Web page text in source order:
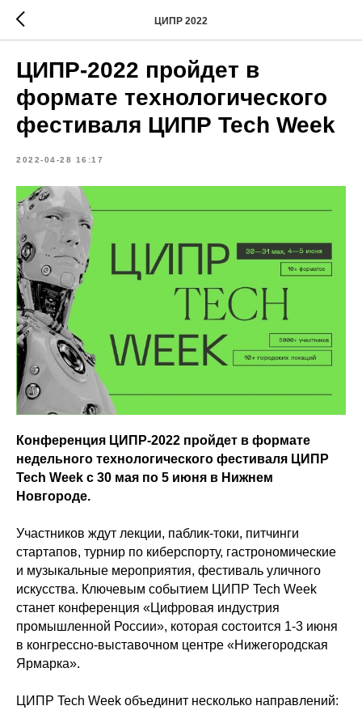
ЦИПР 2022
ЦИПР-2022 пройдет в
формате технологического
фестиваля ЦИПР Tech Week
2022-04-28 16:17
Конференция ЦИПР-2022 пройдет в формате
недельного технологического фестиваля ЦИПР
Tech Week с 30 мая по 5 июня в Нижнем
Новгороде.
Участников ждут лекции, паблик-токи, питчинги
стартапов, турнир по киберспорту, гастрономические
и музыкальные мероприятия, фестиваль уличного
искусства. Ключевым событием ЦИПР Tech Week
станет конференция «Цифровая индустрия
промышленной России», которая состоится 1-3 июня
в конгрессно-выставочном центре «Нижегородская
Ярмарка».
ЦИПР Tech Week объединит несколько направлений: